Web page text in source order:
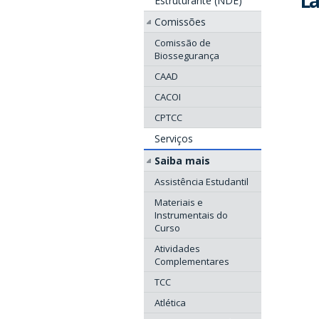
Comissões
Comissão de
Biossegurança
CAAD
CACOI
CPTCC
Serviços
Saiba mais
Assistência Estudantil
Materiais e
Instrumentais do
Curso
Atividades
Complementares
TCC
Atlética